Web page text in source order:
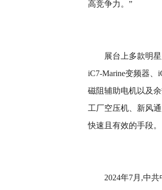
高竞争力。”
展台上多款明
iC7-Marine变频器、
磁阻辅助电机以及
工厂空压机、新风
快速且有效的手段。
2024年7月,中